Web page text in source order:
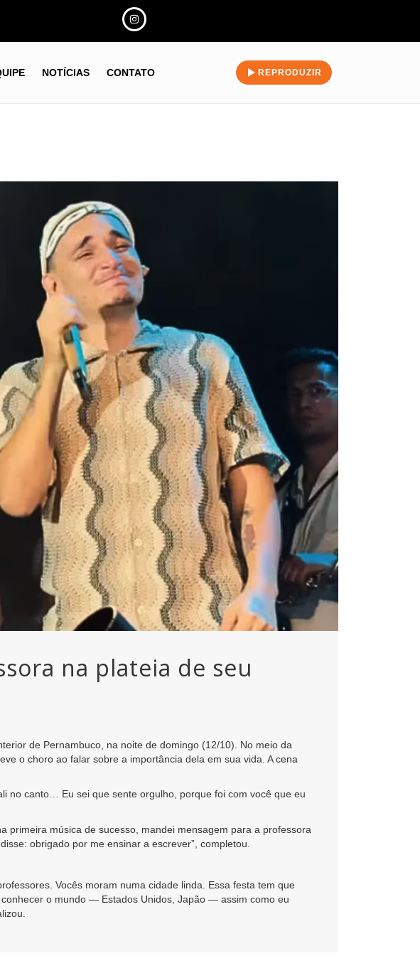
NOTÍCIAS CONTATO REPRODUZIR
na plateia de seu
de Pernambuco, na noite de domingo (12/10). No meio da
o choro ao falar sobre a importância dela em sua vida. A cena
no canto… Eu sei que sente orgulho, porque foi com você que eu
primeira música de sucesso, mandei mensagem para a professora
obrigado por me ensinar a escrever”, completou.
Vocês moram numa cidade linda. Essa festa tem que
o mundo — Estados Unidos, Japão — assim como eu